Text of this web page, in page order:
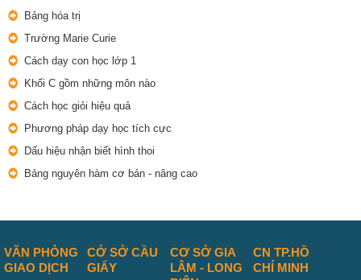
Bảng hóa trị
Trường Marie Curie
Cách dạy con học lớp 1
Khối C gồm những môn nào
Cách học giỏi hiệu quả
Phương pháp dạy học tích cực
Dấu hiệu nhận biết hình thoi
Bảng nguyên hàm cơ bản - nâng cao
VĂN PHÒNG
GIAO DỊCH
CỞ SỞ CẦU
GIẤY
CƠ SỞ GIA
LÂM - LONG
CN TP.HỒ
CHÍ MINH